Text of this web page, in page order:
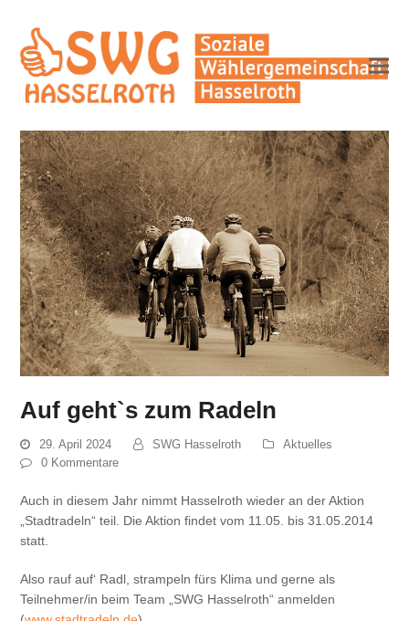
Auf geht`s zum Radeln
29. April 2024 SWG Hasselroth
Aktuelles
0 Kommentare
Auch in diesem Jahr nimmt Hasselroth wieder an der Aktion
„Stadtradeln“ teil. Die Aktion findet vom 11.05. bis 31.05.2014
statt.
Also rauf auf‘ Radl, strampeln fürs Klima und gerne als
Teilnehmer/in beim Team „SWG Hasselroth“ anmelden